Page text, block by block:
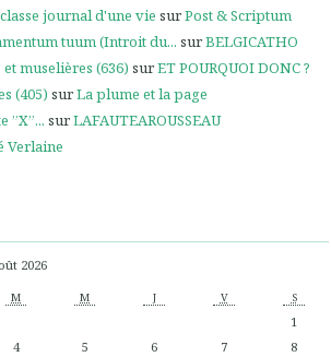
journal d'une vie surPost & Scriptum
tuum (Introit du... surBELGICATHO
muselières (636) surET POURQUOI DONC ?
(405) surLa plume et la page
”X”... surLAFAUTEAROUSSEAU
Verlaine
2026
M M J V S
1
4 5 6 7
8